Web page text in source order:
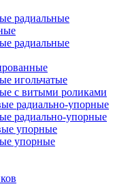
радиальные
радиальные
игольчатые
с витыми роликами
радиально-упорные
радиально-упорные
упорные
упорные